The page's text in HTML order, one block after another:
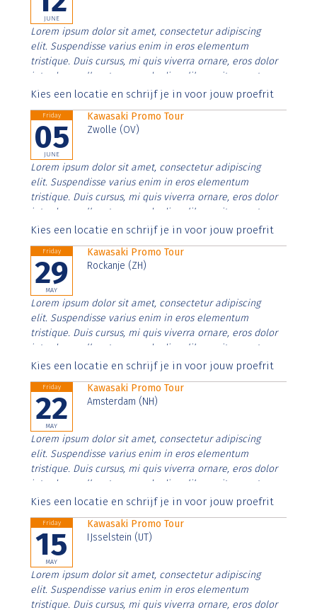
JUNE
Lorem ipsum dolor sit amet, consectetur adipiscing
elit. Suspendisse varius enim in eros elementum
tristique. Duis cursus, mi quis viverra ornare, eros dolor
interdum nulla, ut commodo diam libero vitae erat.
Aenean faucibus nibh et justo cursus id rutrum lorem
Kies een locatie en schrijf je in voor jouw proefrit
Friday
05
JUNE
Kawasaki Promo Tour
Zwolle (OV)
Lorem ipsum dolor sit amet, consectetur adipiscing
elit. Suspendisse varius enim in eros elementum
tristique. Duis cursus, mi quis viverra ornare, eros dolor
interdum nulla, ut commodo diam libero vitae erat.
Aenean faucibus nibh et justo cursus id rutrum lorem
Kies een locatie en schrijf je in voor jouw proefrit
Friday
29
MAY
Kawasaki Promo Tour
Rockanje (ZH)
Lorem ipsum dolor sit amet, consectetur adipiscing
elit. Suspendisse varius enim in eros elementum
tristique. Duis cursus, mi quis viverra ornare, eros dolor
interdum nulla, ut commodo diam libero vitae erat.
Aenean faucibus nibh et justo cursus id rutrum lorem
Kies een locatie en schrijf je in voor jouw proefrit
Friday
22
MAY
Kawasaki Promo Tour
Amsterdam (NH)
Lorem ipsum dolor sit amet, consectetur adipiscing
elit. Suspendisse varius enim in eros elementum
tristique. Duis cursus, mi quis viverra ornare, eros dolor
interdum nulla, ut commodo diam libero vitae erat.
Aenean faucibus nibh et justo cursus id rutrum lorem
Kies een locatie en schrijf je in voor jouw proefrit
Friday
15
MAY
Kawasaki Promo Tour
IJsselstein (UT)
Lorem ipsum dolor sit amet, consectetur adipiscing
elit. Suspendisse varius enim in eros elementum
tristique. Duis cursus, mi quis viverra ornare, eros dolor